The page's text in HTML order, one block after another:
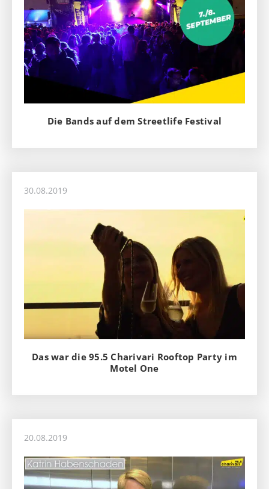
Die Bands auf dem Streetlife Festival
30.08.2019
Das war die 95.5 Charivari Rooftop Party im
Motel One
20.08.2019